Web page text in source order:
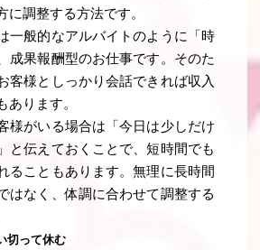
に調整する方法です。
一般的なアルバイトのように「時
成果報酬型のお仕事です。そのた
客様としっかり会話できれば収入
あります。
様がいる場合は「今日は少しだけ
と伝えておくことで、短時間でも
ることもあります。無理に長時間
はなく、体調に合わせて調整する
切って休む